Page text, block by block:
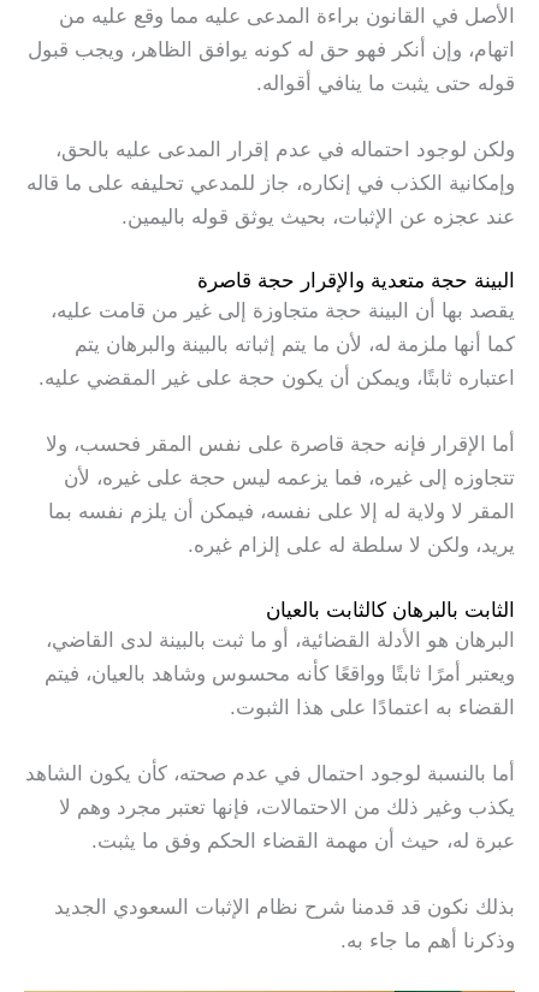
الأصل في القانون براءة المدعى عليه مما وقع عليه من
اتهام، وإن أنكر فهو حق له كونه يوافق الظاهر، ويجب قبول
قوله حتى يثبت ما ينافي أقواله.
ولكن لوجود احتماله في عدم إقرار المدعى عليه بالحق،
وإمكانية الكذب في إنكاره، جاز للمدعي تحليفه على ما قاله
عند عجزه عن الإثبات، بحيث يوثق قوله باليمين.
البينة حجة متعدية والإقرار حجة قاصرة
يقصد بها أن البينة حجة متجاوزة إلى غير من قامت عليه،
كما أنها ملزمة له، لأن ما يتم إثباته بالبينة والبرهان يتم
اعتباره ثابتًا، ويمكن أن يكون حجة على غير المقضي عليه.
أما الإقرار فإنه حجة قاصرة على نفس المقر فحسب، ولا
تتجاوزه إلى غيره، فما يزعمه ليس حجة على غيره، لأن
المقر لا ولاية له إلا على نفسه، فيمكن أن يلزم نفسه بما
يريد، ولكن لا سلطة له على إلزام غيره.
الثابت بالبرهان كالثابت بالعيان
البرهان هو الأدلة القضائية، أو ما ثبت بالبينة لدى القاضي،
ويعتبر أمرًا ثابتًا وواقعًا كأنه محسوس وشاهد بالعيان، فيتم
القضاء به اعتمادًا على هذا الثبوت.
أما بالنسبة لوجود احتمال في عدم صحته، كأن يكون الشاهد
يكذب وغير ذلك من الاحتمالات، فإنها تعتبر مجرد وهم لا
عبرة له، حيث أن مهمة القضاء الحكم وفق ما يثبت.
بذلك نكون قد قدمنا شرح نظام الإثبات السعودي الجديد
وذكرنا أهم ما جاء به.